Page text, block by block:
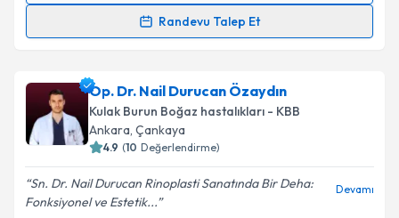
Randevu Talep Et
takvim hazırlandığında e-posta ile bilgilendireceğiz.
E-posta Adresiniz
Op. Dr. Nail Durucan Özaydın
Kulak Burun Boğaz hastalıkları - KBB
Ankara, Çankaya
4.9 (10 Değerlendirme)
Sn. Dr. Nail Durucan Rinoplasti Sanatında Bir Deha:
Fonksiyonel ve Estetik...
Devamı